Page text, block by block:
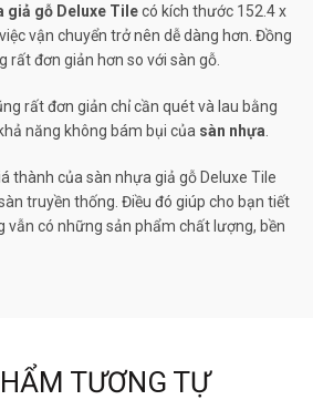
giả gỗ Deluxe Tilecó kích thước 152.4 x
vận chuyển trở nên dễ dàng hơn. Đồng
rất đơn giản hơn so với sàn gỗ.
rất đơn giản chỉ cần quét và lau bằng
năng không bám bụi của sàn nhựa
thành của sàn nhựa giả gỗ Deluxe Tile
truyền thống. Điều đó giúp cho bạn tiết
vẫn có những sản phẩm chất lượng, bền
TƯƠNG TỰ